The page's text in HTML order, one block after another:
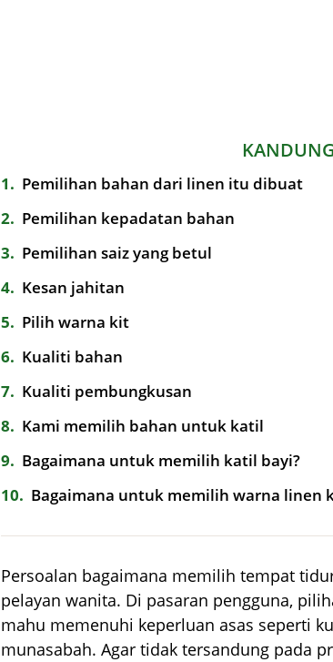
1
Pemilihan bahan dari linen itu dibuat
2
Pemilihan kepadatan bahan
3
Pemilihan saiz yang betul
4
Kesan jahitan
5
Pilih warna kit
6
Kualiti bahan
7
Kualiti pembungkusan
8
Kami memilih bahan untuk katil
9
Bagaimana untuk memilih katil bayi?
10
Bagaimana untuk memilih warna linen
Persoalan bagaimana memilih tempat
pelayan wanita. Di pasaran pengguna,
mahu memenuhi keperluan asas seperti
munasabah. Agar tidak tersandung pada